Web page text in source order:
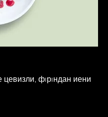
цевизли, фıрıндан иени